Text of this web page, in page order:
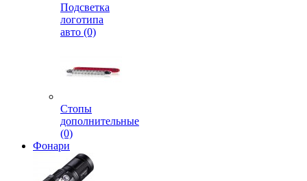
Подсветка
логотипа
авто (0)
Стопы
дополнительные
(0)
Фонари